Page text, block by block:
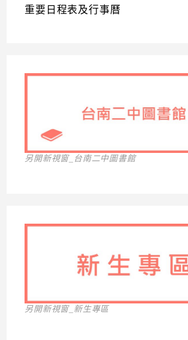
重要日程表及行事曆
另開新視窗_台南二中圖書館
另開新視窗_新生專區